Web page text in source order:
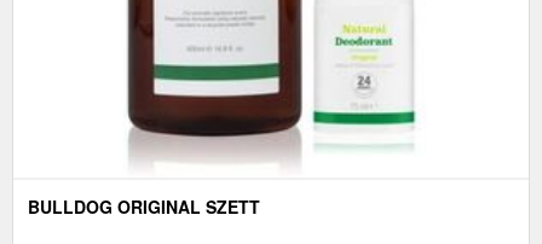
BULLDOG ORIGINAL SZETT